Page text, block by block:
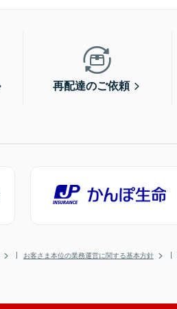
再配達のご依頼
お客さま本位の業務運営に関する基本方針